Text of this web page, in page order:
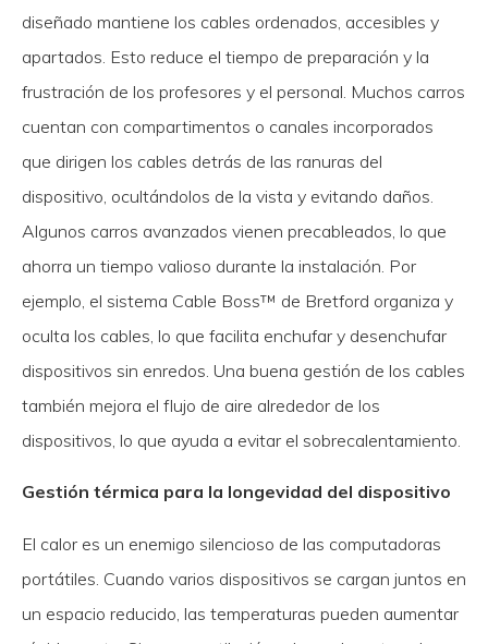
diseñado mantiene los cables ordenados, accesibles y
apartados. Esto reduce el tiempo de preparación y la
frustración de los profesores y el personal. Muchos carros
cuentan con compartimentos o canales incorporados
que dirigen los cables detrás de las ranuras del
dispositivo, ocultándolos de la vista y evitando daños.
Algunos carros avanzados vienen precableados, lo que
ahorra un tiempo valioso durante la instalación. Por
ejemplo, el sistema Cable Boss™ de Bretford organiza y
oculta los cables, lo que facilita enchufar y desenchufar
dispositivos sin enredos. Una buena gestión de los cables
también mejora el flujo de aire alrededor de los
dispositivos, lo que ayuda a evitar el sobrecalentamiento.
Gestión térmica para la longevidad del dispositivo
El calor es un enemigo silencioso de las computadoras
portátiles. Cuando varios dispositivos se cargan juntos en
un espacio reducido, las temperaturas pueden aumentar